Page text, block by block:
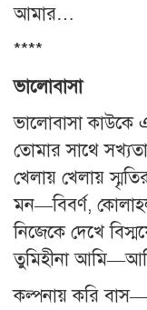
আমার…
****
ভালোবাসা
ভালোবাসা কাউকে
তোমার সাথে
খেলায় খেলায়
মন—বিবর্ণ,
নিজেকে দেখে
তুমিহীনা
কল্পনায় করি বাস—